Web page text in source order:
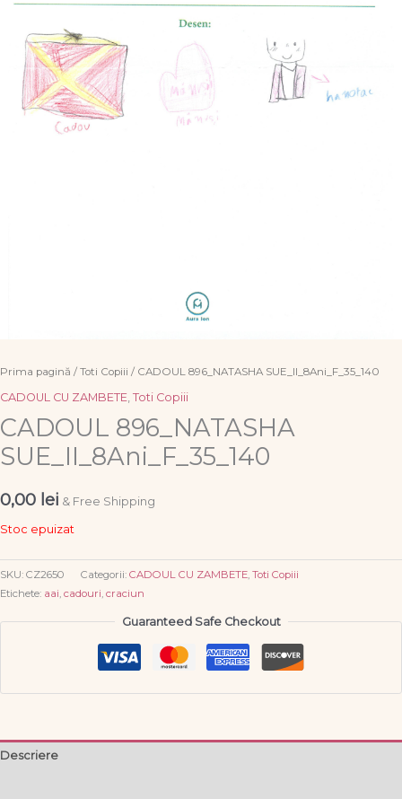
Prima pagină / Toti Copiii / CADOUL 896_NATASHA SUE_II_8Ani_F_35_140
CADOUL CU ZAMBETE Toti Copiii
CADOUL 896_NATASHA
SUE_II_8Ani_F_35_140
0,00 lei & Free Shipping
Stoc epuizat
SKU: CZ2650 Categorii: CADOUL CU ZAMBETE, Toti Copiii
Etichete: aai, cadouri, craciun
Guaranteed Safe Checkout
Descriere